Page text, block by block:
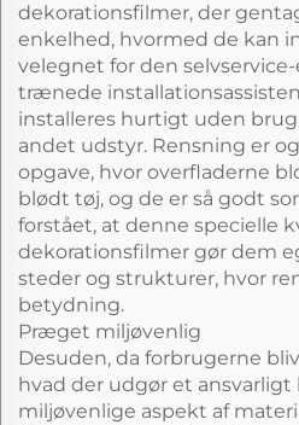
dekorationsfilmer, der
enkelhed, hvormed de kan
velegnet for den
trænede
installeres hurtigt uden
andet udstyr. Rensning er
opgave, hvor overfladerne
blødt tøj, og de er så godt
forstået, at denne specielle
dekorationsfilmer gør dem
steder og strukturer, hvor
betydning.
Præget miljøvenlig
Desuden, da forbrugerne
hvad der udgør et ansvarligt
miljøvenlige aspekt af